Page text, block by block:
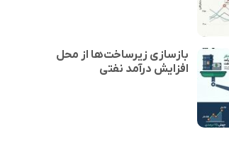
بازسازی زیرساخت‌ها از محل
افزایش درآمد نفتی